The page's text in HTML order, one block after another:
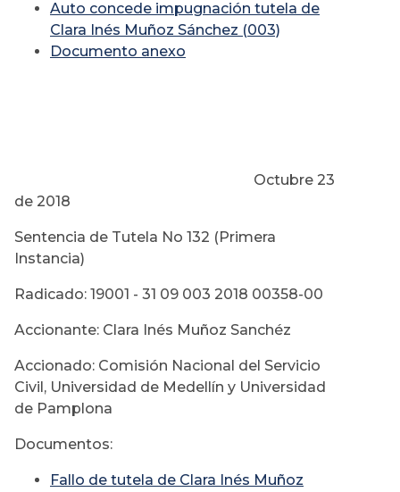
Auto concede impugnación tutela de
Clara Inés Muñoz Sánchez (003)
Documento anexo
Octubre 23
de 2018
Sentencia de Tutela No 132 (Primera
Instancia)
Radicado: 19001 - 31 09 003 2018 00358-00
Accionante: Clara Inés Muñoz Sanchéz
Accionado: Comisión Nacional del Servicio
Civil, Universidad de Medellín y Universidad
de Pamplona
Documentos:
Fallo de tutela de Clara Inés Muñoz